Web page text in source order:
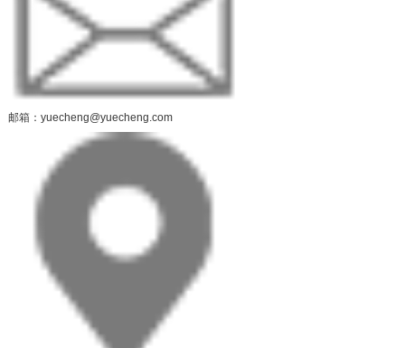
邮箱：yuecheng@yuecheng.com